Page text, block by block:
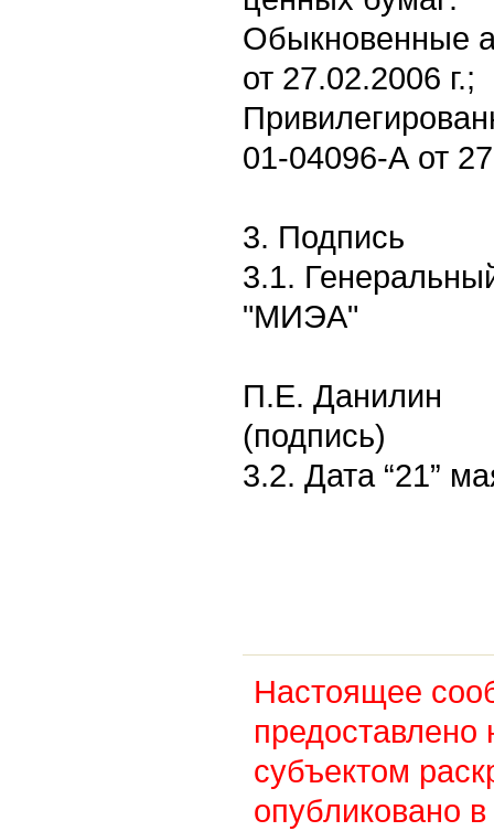
Обыкновенные
от 27.02.2006 г.;
01-04096-А от
3. Подпись
3.1.
"МИЭА"
П.Е. Данилин
(подпись)
3.2. Дата “21”
Настоящее
предоставлено
субъектом
опубликовано в